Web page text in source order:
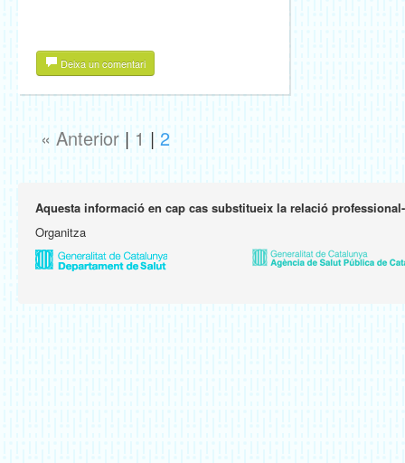
Deixa un comentari
« Anterior | 1 | 2
Aquesta informació en cap cas substitueix la relació
Organitza